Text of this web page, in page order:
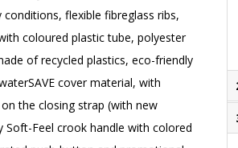
flexible fibreglass ribs,
coloured plastic tube, polyester
of recycled plastics, eco-friendly
cover material, with
the closing strap (with new
Soft-Feel crook handle with colored